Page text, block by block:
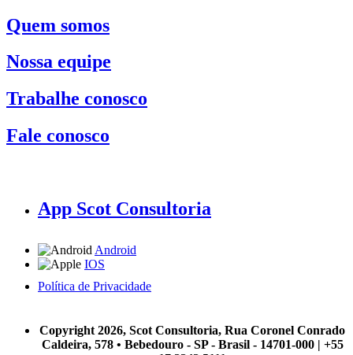
Quem somos
Nossa equipe
Trabalhe conosco
Fale conosco
App Scot Consultoria
Android
IOS
Política de Privacidade
Copyright 2026, Scot Consultoria, Rua Coronel Conrado
Caldeira, 578 • Bebedouro - SP - Brasil - 14701-000 | +55